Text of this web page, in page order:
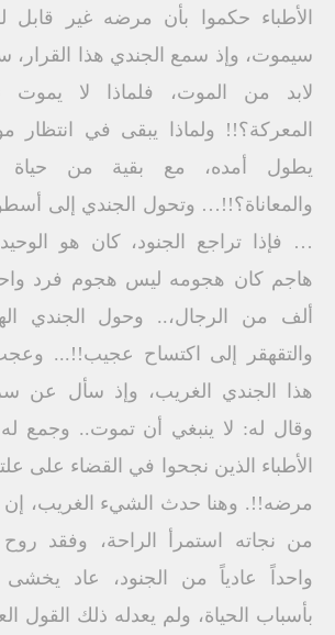
الأطباء حكموا بأن مرضه غير قابل
سيموت، وإذ سمع الجندي هذا القرار،
لابد من الموت، فلماذا لا يموت
المعركة؟!! ولماذا يبقى في
يطول أمده، مع بقية من حياة
والمعاناة؟!!… وتحول الجندي إلى
… فإذا تراجع الجنود، كان هو الوحيد
هاجم كان هجومه ليس هجوم فرد
ألف من الرجال،.. وحول الجندي
والتقهقر إلى اكتساح عجيب!!...
هذا الجندي الغريب، وإذ سأل عن
وقال له: لا ينبغي أن تموت.. وجمع
الأطباء الذين نجحوا في القضاء على
مرضه!!. وهنا حدث الشيء الغريب، إن
من نجاته استمرأ الراحة، وفقد روح
واحداً عادياً من الجنود، عاد
بأسباب الحياة، ولم يعدله ذلك القول